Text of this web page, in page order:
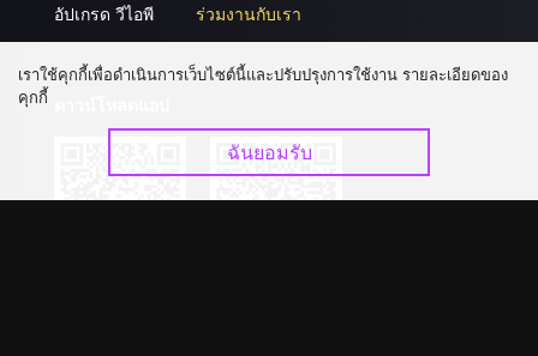
อัปเกรด วีไอพี
ร่วมงานกับเรา
เราใช้คุกกี้เพื่อดำเนินการเว็บไซต์นี้และปรับปรุงการใช้งาน รายละเอียดของ
คุกกี้
ฉันยอมรับ